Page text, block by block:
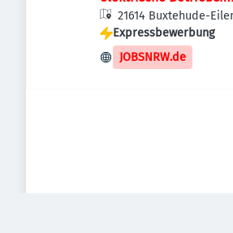
21614 Buxtehude-
Deutschland
Expressbewerbung
JOBSNRW.de